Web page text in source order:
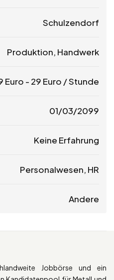
Schulzendorf
Produktion, Handwerk
Euro - 29 Euro / Stunde
01/03/2099
Keine Erfahrung
Personalwesen, HR
Andere
Jobbörse und ein